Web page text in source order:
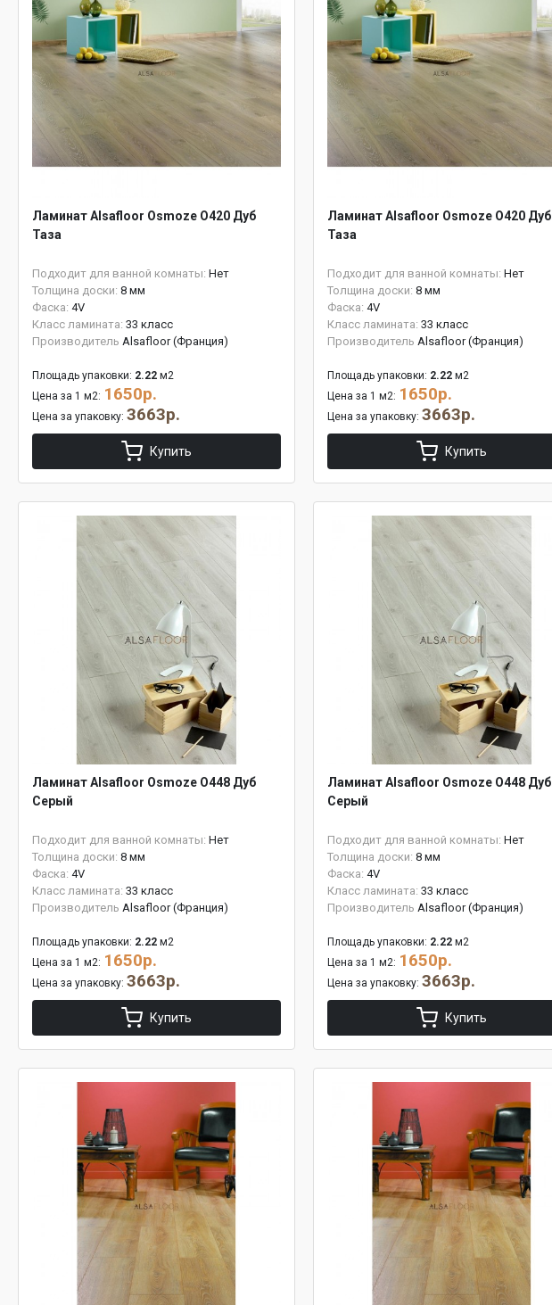
Ламинат Alsafloor Osmoze O420 Дуб
Таза
Подходит для ванной комнаты: Нет
Толщина доски: 8 мм
Фаска: 4V
Класс ламината: 33 класс
Производитель Alsafloor (Франция)
Площадь упаковки: 2.22 м2
Цена за 1 м2: 1650р.
Цена за упаковку: 3663р.
Купить
Ламинат Alsafloor Osmoze O420 Дуб
Таза
Подходит для ванной комнаты: Нет
Толщина доски: 8 мм
Фаска: 4V
Класс ламината: 33 класс
Производитель Alsafloor (Франция)
Площадь упаковки: 2.22 м2
Цена за 1 м2: 1650р.
Цена за упаковку: 3663р.
Купить
Ламинат Alsafloor Osmoze O448 Дуб
Серый
Подходит для ванной комнаты: Нет
Толщина доски: 8 мм
Фаска: 4V
Класс ламината: 33 класс
Производитель Alsafloor (Франция)
Площадь упаковки: 2.22 м2
Цена за 1 м2: 1650р.
Цена за упаковку: 3663р.
Купить
Ламинат Alsafloor Osmoze O448 Дуб
Серый
Подходит для ванной комнаты: Нет
Толщина доски: 8 мм
Фаска: 4V
Класс ламината: 33 класс
Производитель Alsafloor (Франция)
Площадь упаковки: 2.22 м2
Цена за 1 м2: 1650р.
Цена за упаковку: 3663р.
Купить